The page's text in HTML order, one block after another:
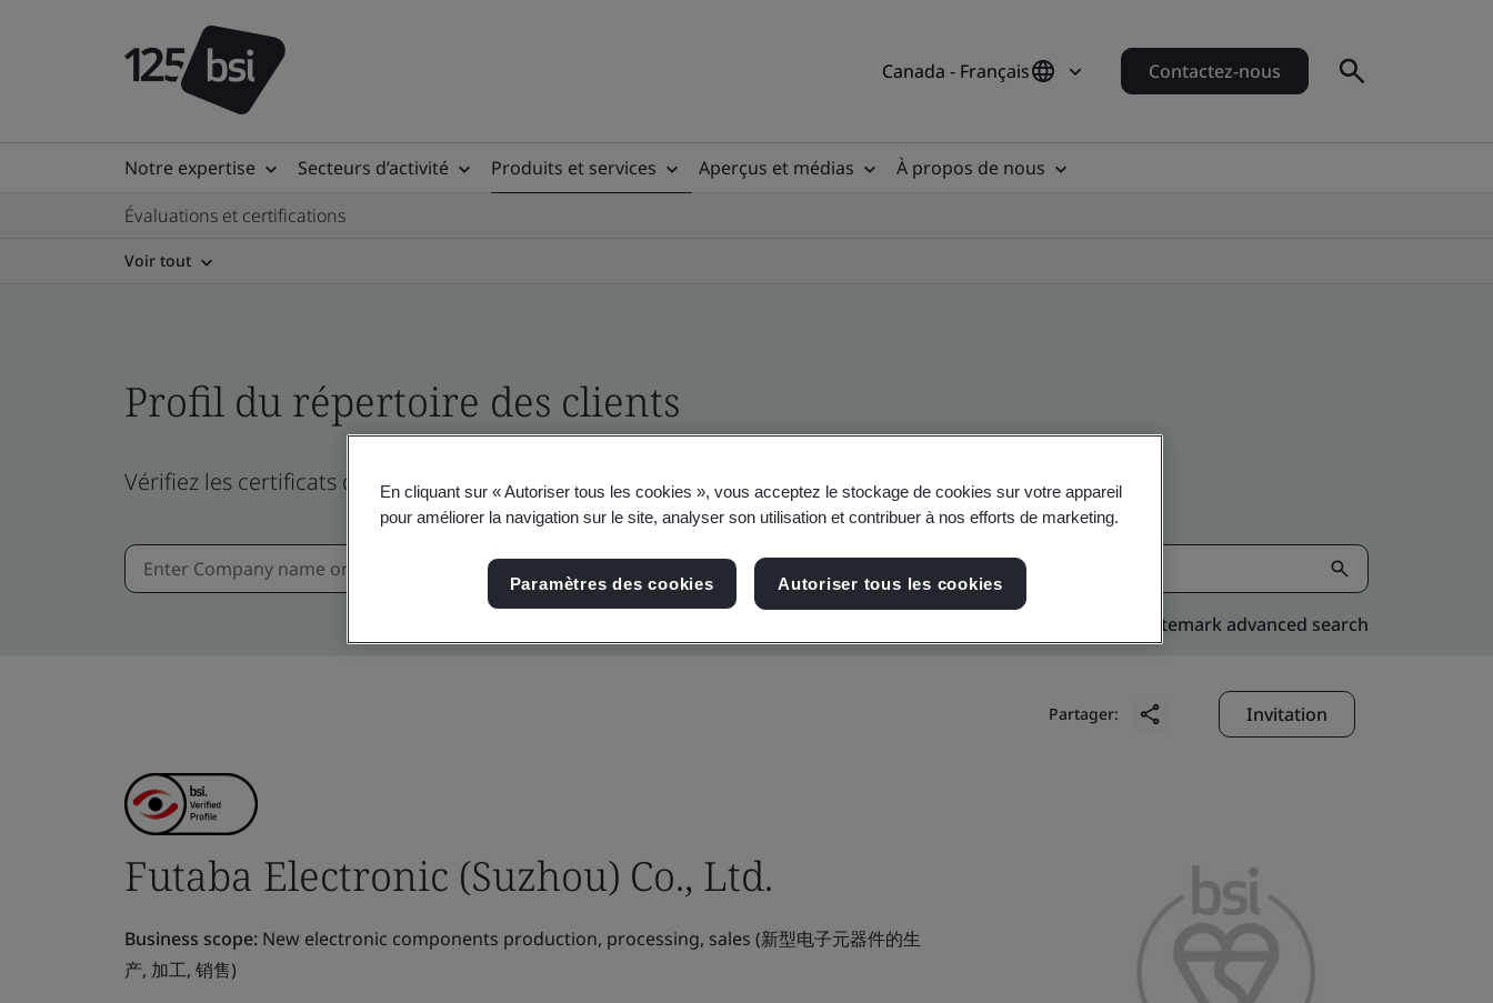
Canada - Français Contactez-nous
Notre expertise Secteurs d’activité Produits et services Aperçus et médias
À propos de nous
Évaluations et certifications
Voir tout
Profil du répertoire des clients
Vérifiez les certificats de l’entreprise, du site et du produit
Kitemark advanced search
Partager: Invitation
Futaba Electronic (Suzhou) Co., Ltd.
Business scope: New electronic components production, processing, sales (新型电子元器件的生
产, 加工, 销售)
En cliquant sur « Autoriser tous les cookies », vous acceptez le stockage de cookies sur votre appareil
pour améliorer la navigation sur le site, analyser son utilisation et contribuer à nos efforts de marketing.
Paramètres des cookies Autoriser tous les cookies